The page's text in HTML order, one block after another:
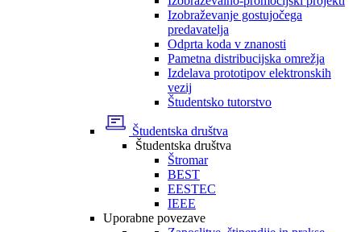
Izobraževanje gostujočega
predavatelja
Odprta koda v znanosti
Pametna distribucijska omrežja
Izdelava prototipov elektronskih
vezij
Študentsko tutorstvo
Študentska društva
Študentska društva
Štromar
BEST
EESTEC
IEEE
Uporabne povezave